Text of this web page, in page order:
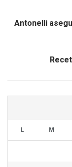
Antonelli
L M